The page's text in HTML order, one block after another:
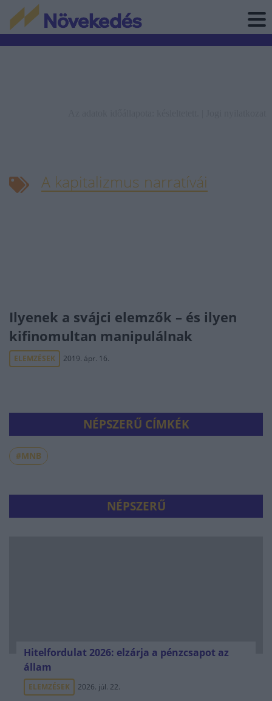
A kapitalizmus narratívái
Ilyenek a svájci elemzők – és ilyen
kifinomultan manipulálnak
ELEMZÉSEK 2019. ápr. 16.
NÉPSZERŰ CÍMKÉK
#MNB
NÉPSZERŰ
Hitelfordulat 2026: elzárja a pénzcsapot az
állam
ELEMZÉSEK 2026. júl. 22.